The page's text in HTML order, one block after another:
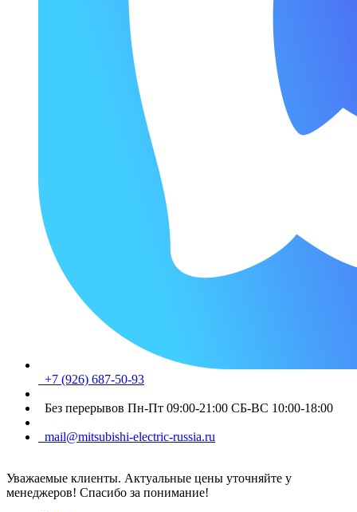
+7 (926) 687-50-93
Без перерывов Пн-Пт 09:00-21:00 СБ-ВС 10:00-18:00
mail@mitsubishi-electric-russia.ru
Уважаемые клиенты. Актуальные цены уточняйте у
менеджеров! Спасибо за понимание!